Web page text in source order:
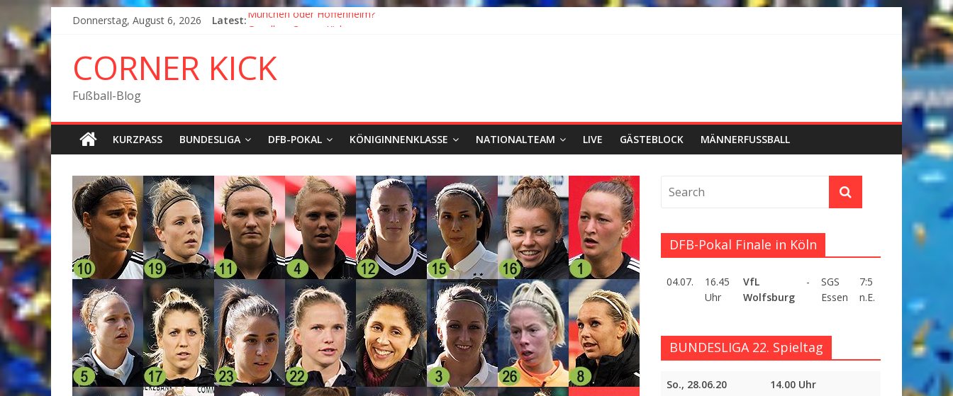
Donnerstag, August 6, 2026 Latest:München oder Hoffenheim?
Der Pokal geht nach Wolfsburg
München wird Vizemeister, Köln geht mit Jena in Liga zwei
CORNER KICK
Fußball-Blog
KURZPASS BUNDESLIGA DFB-POKAL KÖNIGINNENKLASSE NATIONALTEAM LIVE GÄSTEBLOCK MÄNNERFUSSBALL
DFB-Pokal Finale in Köln
04.07.
16.45
Uhr
VfL
Wolfsburg
-
SGS
Essen
7:5
n.E.
BUNDESLIGA 22. Spieltag
So., 28.06.20 14.00 Uhr